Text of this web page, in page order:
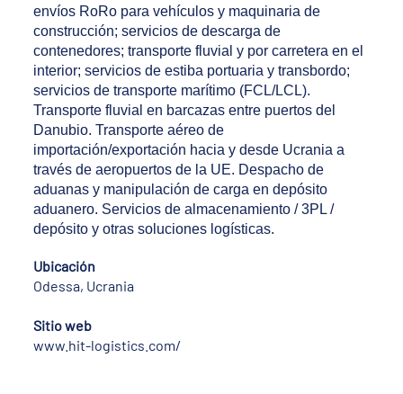
envíos RoRo para vehículos y maquinaria de
construcción; servicios de descarga de
contenedores; transporte fluvial y por carretera en el
interior; servicios de estiba portuaria y transbordo;
servicios de transporte marítimo (FCL/LCL).
Transporte fluvial en barcazas entre puertos del
Danubio. Transporte aéreo de
importación/exportación hacia y desde Ucrania a
través de aeropuertos de la UE. Despacho de
aduanas y manipulación de carga en depósito
aduanero. Servicios de almacenamiento / 3PL /
depósito y otras soluciones logísticas.
Ubicación
Odessa, Ucrania
Sitio web
www.hit-logistics.com/